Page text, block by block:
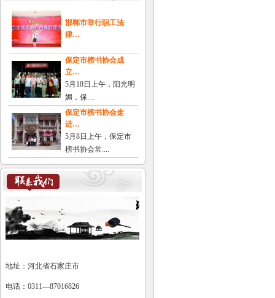
邯郸市举行职工法
律…
保定市榜书协会成
立…
5月18日上午，阳光明
媚，保....
保定市榜书协会走
进…
5月8日上午，保定市
榜书协会常....
地址：河北省石家庄市
电话：0311—87016826